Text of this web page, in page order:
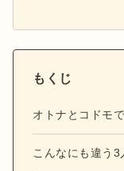
もくじ
オトナとコドモ
こんなにも違う3